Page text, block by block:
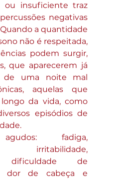
ou insuficiente traz
negativas
a quantidade
não é respeitada,
podem surgir,
que aparecerem já
uma noite mal
aquelas que
da vida, como
episódios de
fadiga,
irritabilidade,
dificuldade de
dor de cabeça e